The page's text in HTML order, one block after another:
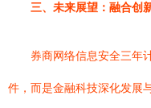
三、未来展望：融合创
券商网络信息安全三年
件，而是金融科技深化发展